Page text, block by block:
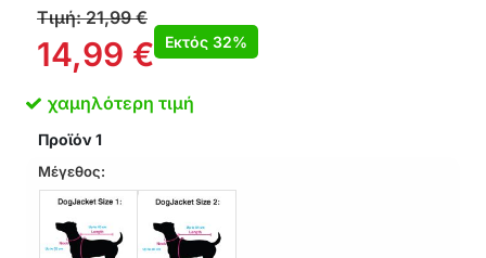
Δεν ενοχλεί τον σκύλο σας όταν κινείται
Φερμουάρ στην πλάτη με προστατευτικό
παλτού
Ευέλικτοι και ρυθμιζόμενοι ιμάντες
Μπορεί να συνδεθεί με όλους τους τύπους
λουριών
Αδιάβροχα υλικά
Ανακλαστική λωρίδα για βραδινές και
νυχτερινές βόλτες
Εύκολη συντήρηση
Τιμή:21,99€
14,99 € Εκτός 32%
χαμηλότερη τιμή
Προϊόν1
Μέγεθος: